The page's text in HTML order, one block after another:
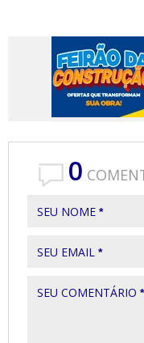
0
SEU NOME *
SEU EMAIL *
SEU COMENTÁRIO *